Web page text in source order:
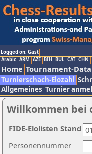
Logged on: Gast
Arabic ARM AZE BIH BUL CAT CHN
Home Tournament-
Turnierschach-Elozahl
Allgemeines Turnier
Willkommen bei
Personennummer
FIDE-Elolisten Stand